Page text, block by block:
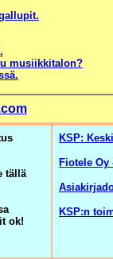
musiikkitalon?
tällä
ok!
KSP:
Fiotele
KSP:n